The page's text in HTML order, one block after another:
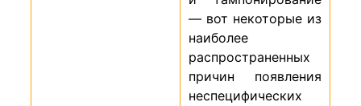
— вот некоторые из
наиболее
распространенных
причин появления
неспецифических